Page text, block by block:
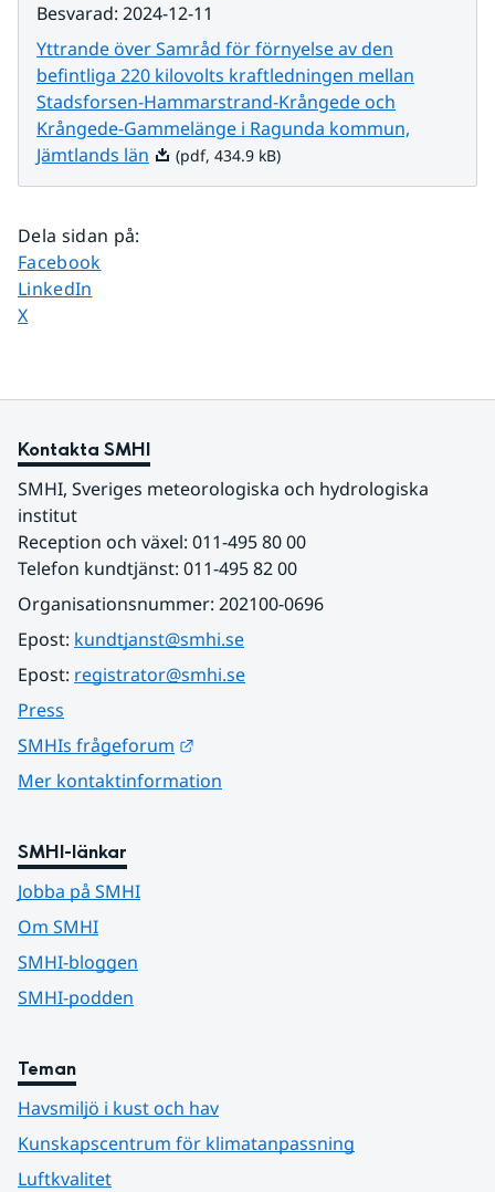
Besvarad: 2024-12-11
Yttrande över Samråd för förnyelse av den
befintliga 220 kilovolts kraftledningen mellan
Stadsforsen-Hammarstrand-Krångede och
Krångede-Gammelänge i Ragunda kommun,
Jämtlands län Pdf, 434.9 kB.
(pdf, 434.9 kB)
Dela sidan på:
Dela sidan på
Facebook
Dela sidan på
LinkedIn
Dela sidan på
X
Kontakta SMHI
SMHI, Sveriges meteorologiska och hydrologiska
institut
Reception och växel: 011-495 80 00
Telefon kundtjänst: 011-495 82 00
Organisationsnummer: 202100-0696
Epost: kundtjanst@smhi.se
Epost: registrator@smhi.se
Press
SMHIs frågeforum
Mer kontaktinformation
SMHI-länkar
Jobba på SMHI
Om SMHI
SMHI-bloggen
SMHI-podden
Teman
Havsmiljö i kust och hav
Kunskapscentrum för klimatanpassning
Luftkvalitet